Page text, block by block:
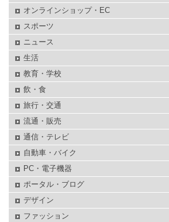
オンラインショップ・EC
スポーツ
ニュース
生活
教育・学校
飲・食
旅行・交通
流通・販売
通信・テレビ
自動車・バイク
PC・電子機器
ポータル・ブログ
デザイン
ファッション